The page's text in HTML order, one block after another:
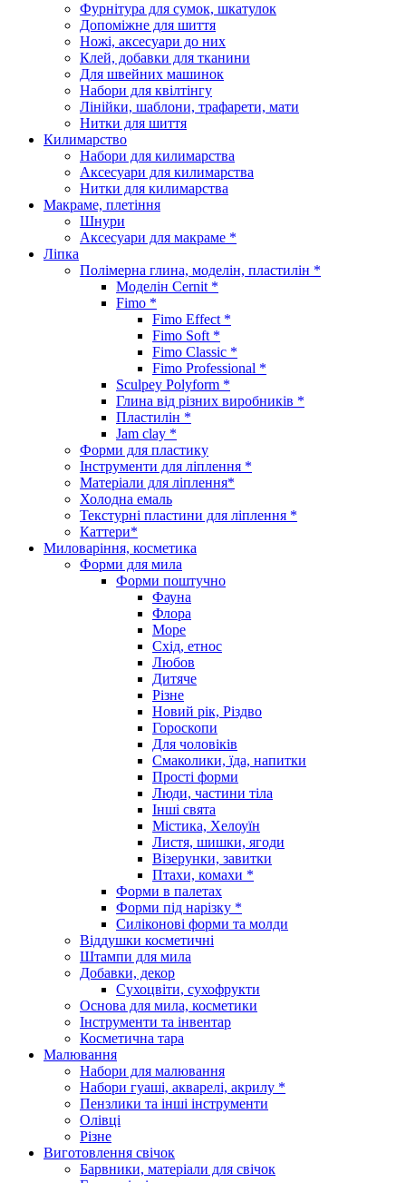
Фурнітура для сумок, шкатулок
Допоміжне для шиття
Ножі, аксесуари до них
Клей, добавки для тканини
Для швейних машинок
Набори для квілтінгу
Лінійки, шаблони, трафарети, мати
Нитки для шиття
Килимарство
Набори для килимарства
Аксесуари для килимарства
Нитки для килимарства
Макраме, плетіння
Шнури
Аксесуари для макраме *
Ліпка
Полімерна глина, моделін, пластилін *
Моделін Cernit *
Fimo *
Fimo Effect *
Fimo Soft *
Fimo Classic *
Fimo Professional *
Sculpey Polyform *
Глина від різних виробників *
Пластилін *
Jam clay *
Форми для пластику
Інструменти для ліплення *
Матеріали для ліплення*
Холодна емаль
Текстурні пластини для ліплення *
Каттери*
Миловаріння, косметика
Форми для мила
Форми поштучно
Фауна
Флора
Море
Схід, етнос
Любов
Дитяче
Різне
Новий рік, Різдво
Гороскопи
Для чоловіків
Смаколики, їда, напитки
Прості форми
Люди, частини тіла
Інші свята
Містика, Хелоуїн
Листя, шишки, ягоди
Візерунки, завитки
Птахи, комахи *
Форми в палетах
Форми під нарізку *
Силіконові форми та молди
Віддушки косметичні
Штампи для мила
Добавки, декор
Сухоцвіти, сухофрукти
Основа для мила, косметики
Інструменти та інвентар
Косметична тара
Малювання
Набори для малювання
Набори гуаші, акварелі, акрилу *
Пензлики та інші інструменти
Олівці
Різне
Виготовлення свічок
Барвники, матеріали для свічок